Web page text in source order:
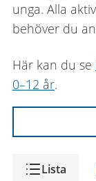
unga. Alla
behöver du
Här kan du se
0–12 år.
VisningLista